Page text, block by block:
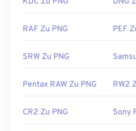
Für einen
Entwickelt von: Internationale
Erstveröffentlichung:
2001
Einfügen in eine Webseite
insbesondere einen
Erstveröffentlichung:
1.
RAF Zu PNG PEF
SRW Zu PNG
Pentax RAW Zu PNG RW2
CR2 Zu PNG Sony